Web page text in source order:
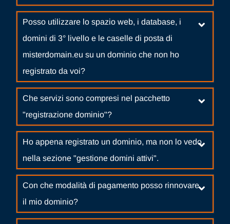
Posso utilizzare lo spazio web, i database, i
domini di 3° livello e le caselle di posta di
misterdomain.eu su un dominio che non ho
registrato da voi?
Che servizi sono compresi nel pacchetto
"registrazione dominio"?
Ho appena registrato un dominio, ma non lo vedo
nella sezione "gestione domini attivi".
Con che modalità di pagamento posso rinnovare
il mio dominio?